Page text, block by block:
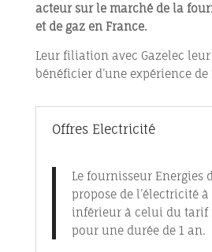
acteur sur le marché de la
et de gaz en France.
Leur filiation avec Gazelec
bénéficier d’une expérience de
Offres Electricité
Le fournisseur Energies
propose de l’électricité
inférieur à celui du tarif
pour une durée de 1 an.